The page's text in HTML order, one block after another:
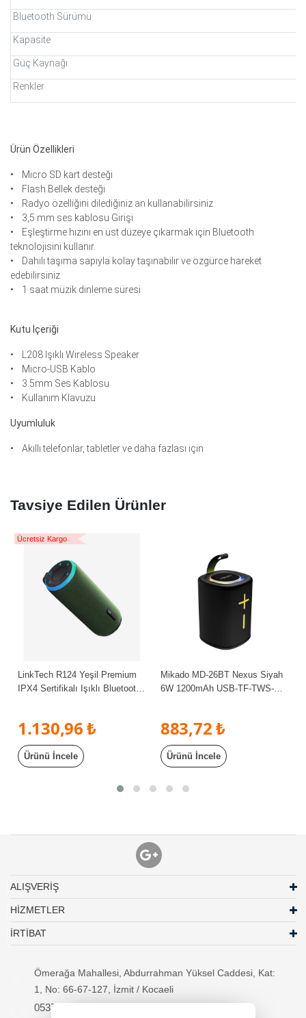
Bluetooth Sürümü
Kapasite
Güç Kaynağı
Renkler
Ürün Özellikleri
• Micro SD kart desteği
• Flash Bellek desteği
• Radyo özelliğini dilediğiniz an kullanabilirsiniz
• 3,5 mm ses kablosu Girişi
• Eşleştirme hızını en üst düzeye çıkarmak için Bluetooth
teknolojisini kullanır.
• Dahili taşıma sapıyla kolay taşınabilir ve özgürce hareket
edebilirsiniz
• 1 saat müzik dinleme süresi
Kutu İçeriği
• L208 Işıklı Wireless Speaker
• Micro-USB Kablo
• 3.5mm Ses Kablosu
• Kullanım Klavuzu
Uyumluluk
• Akıllı telefonlar, tabletler ve daha fazlası için
Tavsiye Edilen Ürünler
Ücretsiz Kargo
LinkTech R124 Yeşil Premium
IPX4 Sertifikalı Işıklı Bluetooth
1.130,96 ₺
Ürünü İncele
Mikado MD-26BT Nexus Siyah
6W 1200mAh USB-TF-TWS-
883,72 ₺
Ürünü İncele
ALIŞVERİŞ
HİZMETLER
İRTİBAT
Ömerağa Mahallesi, Abdurrahman Yüksel Caddesi, Kat:
1, No: 66-67-127, İzmit / Kocaeli
05370294557